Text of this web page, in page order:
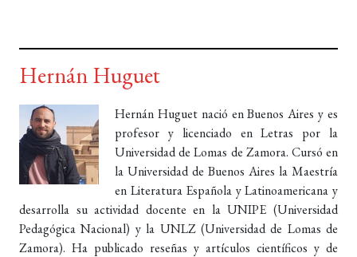
Hernán Huguet
Hernán Huguet nació en Buenos Aires y es
profesor y licenciado en Letras por la
Universidad de Lomas de Zamora. Cursó en
la Universidad de Buenos Aires la Maestría
en Literatura Española y Latinoamericana y
desarrolla su actividad docente en la UNIPE (Universidad
Pedagógica Nacional) y la UNLZ (Universidad de Lomas de
Zamora). Ha publicado reseñas y artículos científicos y de